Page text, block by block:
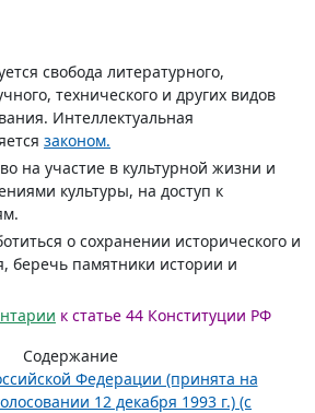
свобода литературного,
технического и других видов
Интеллектуальная
законом.
на участие в культурной жизни и
культуры, на доступ к
о сохранении исторического и
беречь памятники истории и
к статье 44 Конституции РФ
Содержание
Федерации (принята на
12 декабря 1993 г.) (с